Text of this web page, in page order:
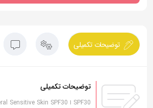
توضیحات تکمیلی
توضیحات تکمیلی
SPF30 ا Ellaro sunscreen Mineral Sensitive Skin SPF30